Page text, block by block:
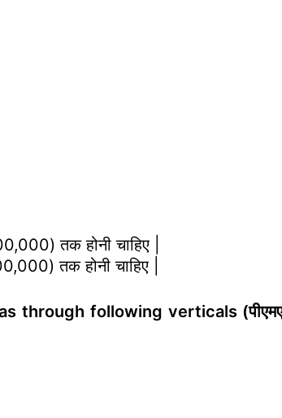
तक होनी चाहिए |
तक होनी चाहिए |
following verticals